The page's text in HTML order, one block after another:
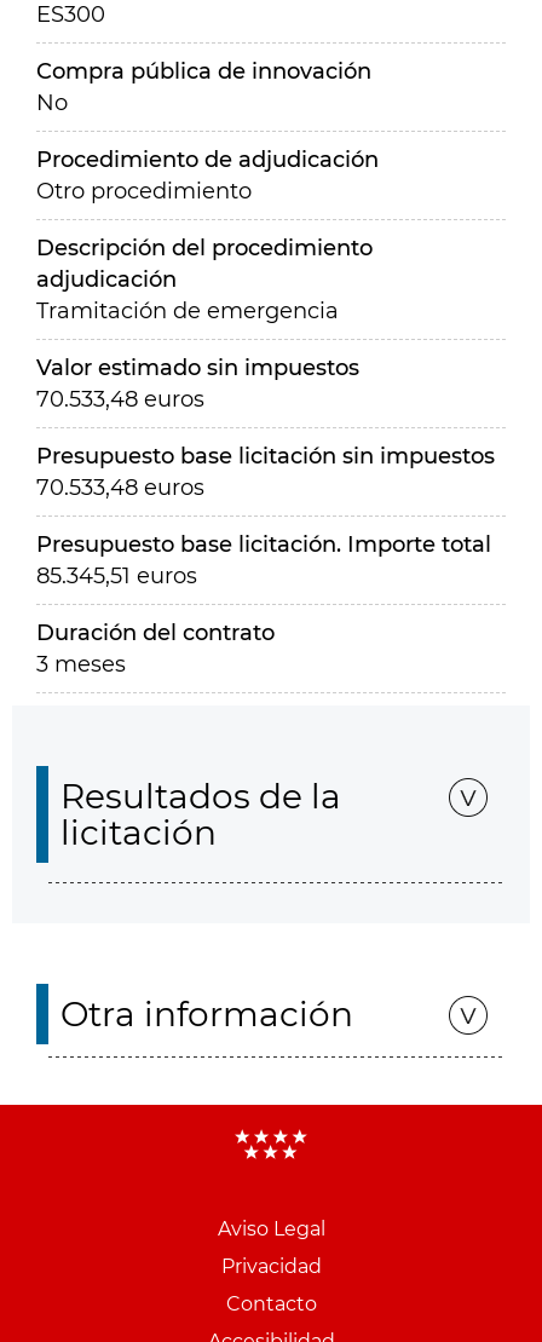
ES300
Compra pública de innovación
No
Procedimiento de adjudicación
Otro procedimiento
Descripción del procedimiento
adjudicación
Tramitación de emergencia
Valor estimado sin impuestos
70.533,48 euros
Presupuesto base licitación sin impuestos
70.533,48 euros
Presupuesto base licitación. Importe total
85.345,51 euros
Duración del contrato
3 meses
Resultados de la
licitación
Otra información
Aviso Legal
Privacidad
Contacto